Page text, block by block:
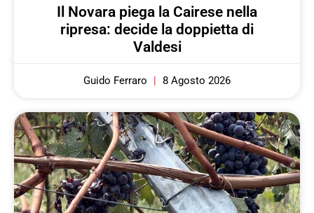
Il Novara piega la Cairese nella
ripresa: decide la doppietta di
Valdesi
Guido Ferraro 8 Agosto 2026